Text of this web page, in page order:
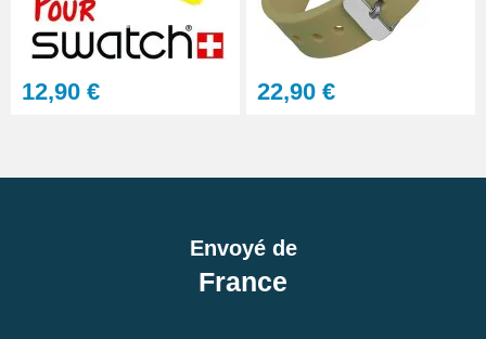
12,90 € 22,90 €
Envoyé de
France